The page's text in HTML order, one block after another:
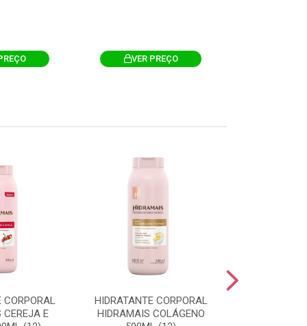
VER PREÇO
CORPORAL
CEREJA E
HIDRATANTE CORPORAL
HIDRAMAIS COLÁGENO